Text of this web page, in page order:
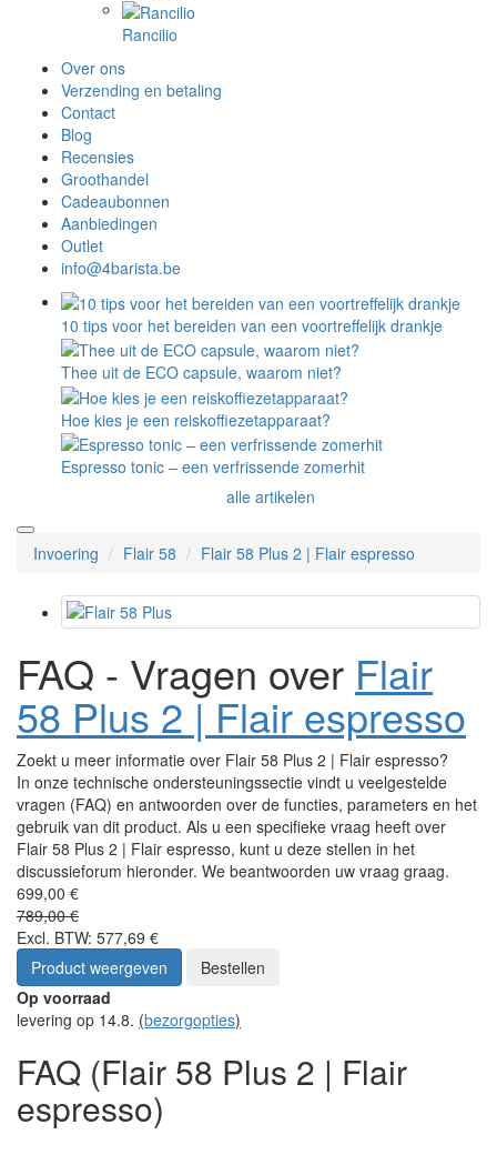
Rancilio
Over ons
Verzending en betaling
Contact
Blog
Recensies
Groothandel
Cadeaubonnen
Aanbiedingen
Outlet
info@4barista.be
10 tips voor het bereiden van een voortreffelijk drankje
Thee uit de ECO capsule, waarom niet?
Hoe kies je een reiskoffiezetapparaat?
Espresso tonic – een verfrissende zomerhit
alle artikelen
Invoering Flair 58 Flair 58 Plus 2 | Flair espresso
FAQ - Vragen over Flair
58 Plus 2 | Flair espresso
Zoekt u meer informatie over Flair 58 Plus 2 | Flair espresso?
In onze technische ondersteuningssectie vindt u veelgestelde
vragen (FAQ) en antwoorden over de functies, parameters en het
gebruik van dit product. Als u een specifieke vraag heeft over
Flair 58 Plus 2 | Flair espresso, kunt u deze stellen in het
discussieforum hieronder. We beantwoorden uw vraag graag.
699,00 €
789,00 €
Excl. BTW: 577,69 €
Product weergeven
Bestellen
Op voorraad
levering op 14.8. (bezorgopties)
FAQ (Flair 58 Plus 2 | Flair
espresso)